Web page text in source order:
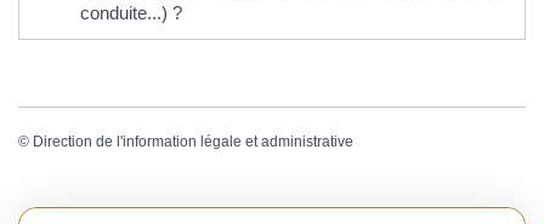
conduite...) ?
© Direction de l'information légale et administrative